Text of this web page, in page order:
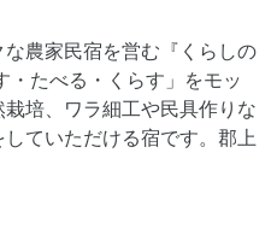
農家民宿を営む『くらしの
・たべる・くらす」をモッ
培、ワラ細工や民具作りな
ていただける宿です。郡上